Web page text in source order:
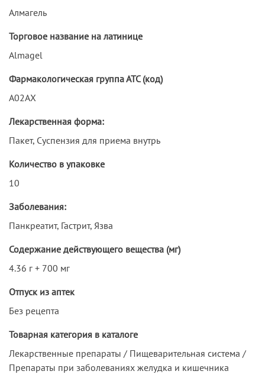
Алмагель
Торговое название на латинице
Almagel
Фармакологическая группа АТС (код)
A02AX
Лекарственная форма:
Пакет, Суспензия для приема внутрь
Количество в упаковке
10
Заболевания:
Панкреатит, Гастрит, Язва
Содержание действующего вещества (мг)
4.36 г + 700 мг
Отпуск из аптек
Без рецепта
Товарная категория в каталоге
Лекарственные препараты / Пищеварительная система /
Препараты при заболеваниях желудка и кишечника